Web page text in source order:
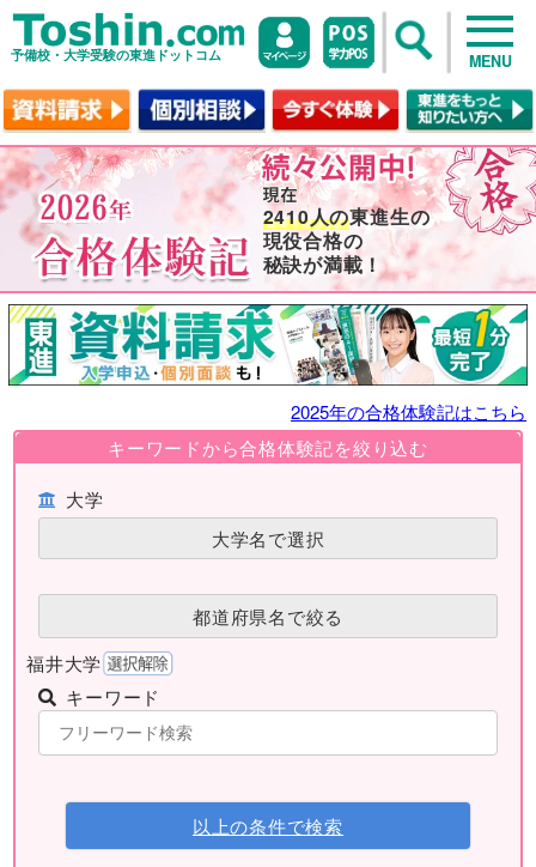
予備校・大学受験の東進ドットコム MENU
2410人の東進生の
現役合格の
秘訣が満載！
2025年の合格体験記はこちら
キーワードから合格体験記を絞り込む
大学
大学名で選択
都道府県名で絞る
福井大学
キーワード
以上の条件で検索